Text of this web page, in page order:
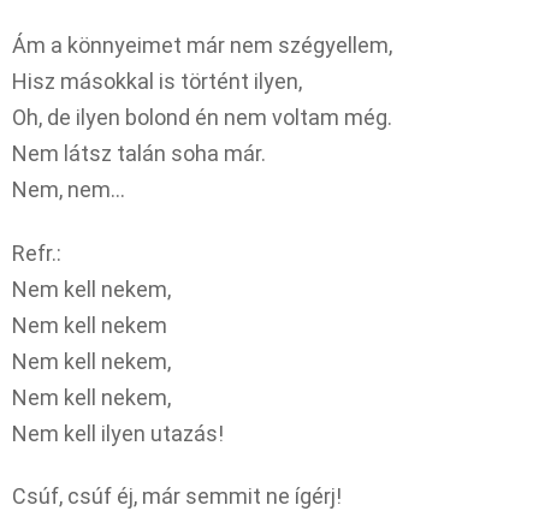
Ám a könnyeimet már nem szégyellem,
Hisz másokkal is történt ilyen,
Oh, de ilyen bolond én nem voltam még.
Nem látsz talán soha már.
Nem, nem…
Refr.:
Nem kell nekem,
Nem kell nekem
Nem kell nekem,
Nem kell nekem,
Nem kell ilyen utazás!
Csúf, csúf éj, már semmit ne ígérj!